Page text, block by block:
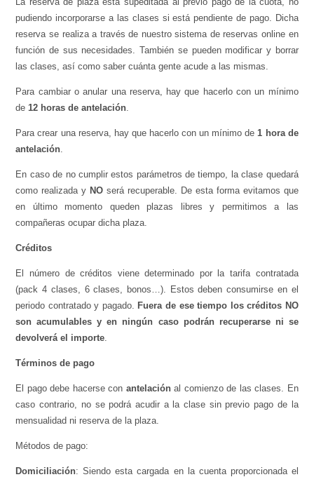
pudiendo incorporarse a las clases si está pendiente de pago. Dicha
reserva se realiza a través de nuestro sistema de reservas online en
función de sus necesidades. También se pueden modificar y borrar
las clases, así como saber cuánta gente acude a las mismas.
Para cambiar o anular una reserva, hay que hacerlo con un mínimo
de12 horas de antelación.
Para crear una reserva, hay que hacerlo con un mínimo de1 hora de
antelación.
En caso de no cumplir estos parámetros de tiempo, la clase quedará
como realizada y NO será recuperable. De esta forma evitamos que
en último momento queden plazas libres y permitimos a las
compañeras ocupar dicha plaza.
Créditos
El número de créditos viene determinado por la tarifa contratada
(pack 4 clases, 6 clases, bonos…). Estos deben consumirse en el
periodo contratado y pagado. Fuera de ese tiempo los créditos NO
son acumulables y en ningún caso podrán recuperarse ni se
devolverá el importe.
Términos de pago
El pago debe hacerse con antelaciónal comienzo de las clases. En
caso contrario, no se podrá acudir a la clase sin previo pago de la
mensualidad ni reserva de la plaza.
Métodos de pago:
Domiciliación: Siendo esta cargada en la cuenta proporcionada el